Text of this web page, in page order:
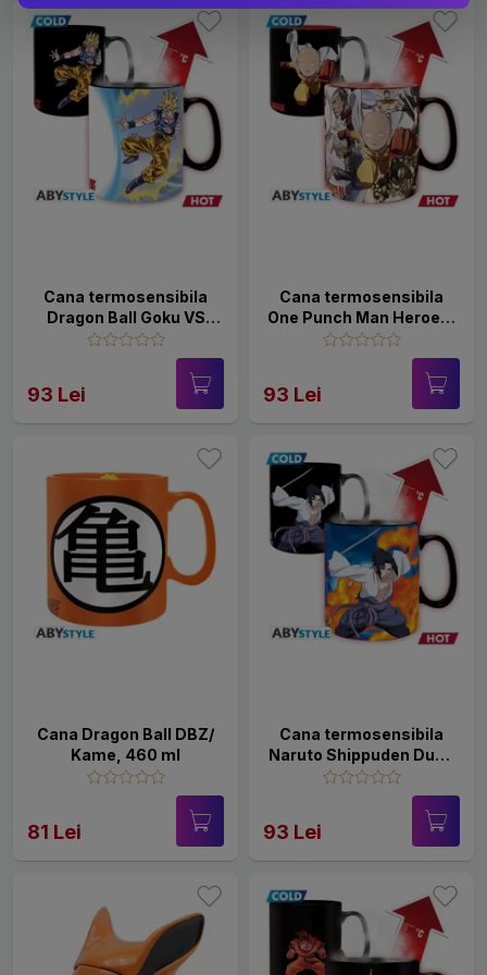
Cana termosensibila
Dragon Ball Goku VS
Buu, 460 ml
93 Lei
Cana termosensibila
One Punch Man Heroes,
460 ml
93 Lei
Cana Dragon Ball DBZ/
Kame, 460 ml
81 Lei
Cana termosensibila
Naruto Shippuden Duel,
460 ml
93 Lei